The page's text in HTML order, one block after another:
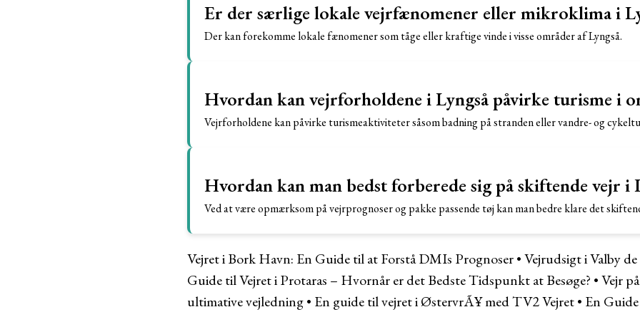
Er der særlige lokale vejrfænomener eller mikroklima i
Der kan forekomme lokale fænomener som tåge eller kraftige vinde i visse områder af Lyngså.
Hvordan kan vejrforholdene i Lyngså påvirke turisme i
Vejrforholdene kan påvirke turismeaktiviteter såsom badning på stranden eller vandre- og
Hvordan kan man bedst forberede sig på skiftende vejr i
Ved at være opmærksom på vejrprognoser og pakke passende tøj kan man bedre klare det
Vejret i Bork Havn: En Guide til at Forstå DMIs Prognoser•Vejrudsigt i Valby
Guide til Vejret i Protaras – Hvornår er det Bedste Tidspunkt at Besøge? •Vejr
ultimative vejledning• En guide til vejret i ØstervrÃ¥ med TV2 Vejret• En